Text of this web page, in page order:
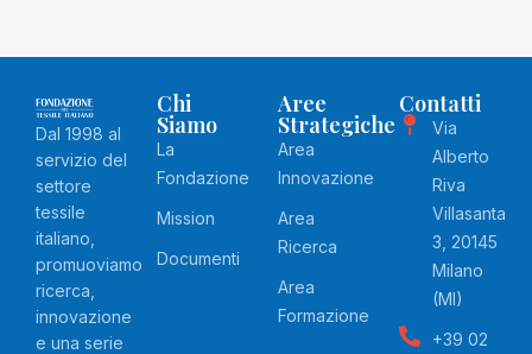
Dal 1998 al
servizio del
settore
tessile
italiano,
promuoviamo
ricerca,
innovazione
e una serie
Chi
Siamo
La
Fondazione
Mission
Documenti
Aree
Strategiche
Area
Innovazione
Area
Ricerca
Area
Formazione
Contatti
Via
Alberto
Riva
Villasanta
3, 20145
Milano
(MI)
+39 02